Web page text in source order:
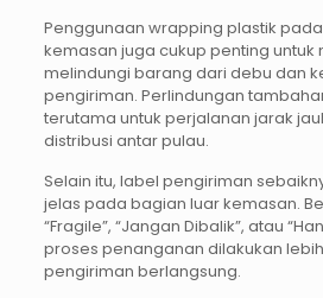
Penggunaan wrapping plastik
kemasan juga cukup penting untuk
melindungi barang dari debu dan
pengiriman. Perlindungan
terutama untuk perjalanan jarak
distribusi antar pulau.
Selain itu, label pengiriman
jelas pada bagian luar kemasan.
“Fragile”, “Jangan Dibalik”, atau
proses penanganan dilakukan
pengiriman berlangsung.